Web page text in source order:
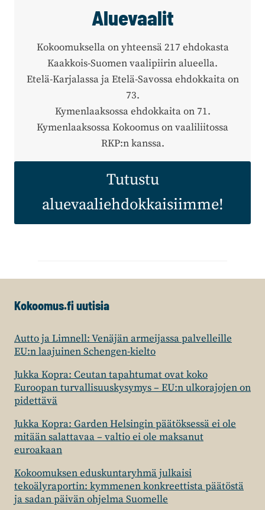
Aluevaalit
Kokoomuksella on yhteensä 217 ehdokasta
Kaakkois-Suomen vaalipiirin alueella.
Etelä-Karjalassa ja Etelä-Savossa ehdokkaita on
73.
Kymenlaaksossa ehdokkaita on 71.
Kymenlaaksossa Kokoomus on vaaliliitossa
RKP:n kanssa.
Tutustu
aluevaaliehdokkaisiimme!
Kokoomus.fi uutisia
Autto ja Limnell: Venäjän armeijassa palvelleille
EU:n laajuinen Schengen-kielto
Jukka Kopra: Ceutan tapahtumat ovat koko
Euroopan turvallisuuskysymys – EU:n ulkorajojen on
pidettävä
Jukka Kopra: Garden Helsingin päätöksessä ei ole
mitään salattavaa – valtio ei ole maksanut
euroakaan
Kokoomuksen eduskuntaryhmä julkaisi
tekoälyraportin: kymmenen konkreettista päätöstä
ja sadan päivän ohjelma Suomelle